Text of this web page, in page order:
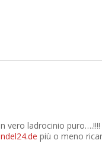
vero ladrocinio puro….!!!!
più o meno